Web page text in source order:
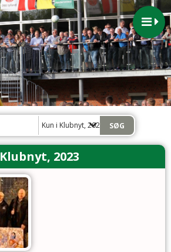
Kun i Klubnyt, 2023
Klubnyt, 2023